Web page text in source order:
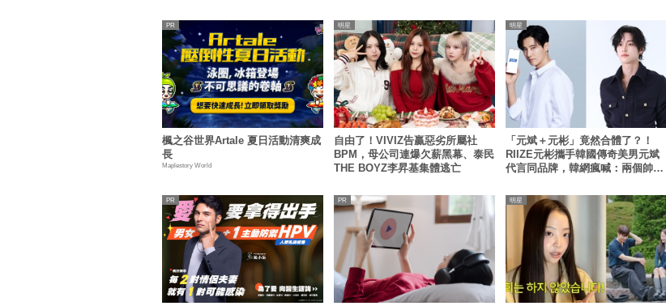
楓之谷世界Artale 夏日活動清爽成
長
Maplestory World
自由了！VIVIZ告贏惡劣所屬社
BPM，母公司連爆欠薪黑幕、泰民
THE BOYZ李昇基集體逃亡
明星
「元斌＋元彬」竟然合體了？！
RIIZE元彬攜手韓國傳奇美男元斌
代言同品牌，韓網瘋喊：兩個帥哥
明星
明星